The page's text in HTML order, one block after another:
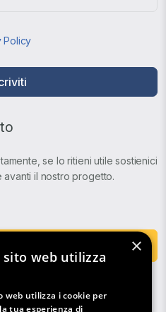
Policy
se lo ritieni utile sostienici
il nostro progetto.
×
sito web utilizza
web utilizza i cookie per
tua esperienza di